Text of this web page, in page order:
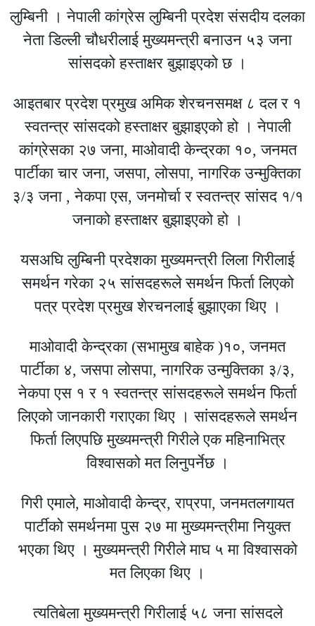
लुम्बिनी । नेपाली कांग्रेस लुम्बिनी प्रदेश संसदीय दलका
नेता डिल्ली चौधरीलाई मुख्यमन्त्री बनाउन ५३ जना
सांसदको हस्ताक्षर बुझाइएको छ ।
आइतबार प्रदेश प्रमुख अमिक शेरचनसमक्ष ८ दल र १
स्वतन्त्र सांसदको हस्ताक्षर बुझाइएको हो । नेपाली
कांग्रेसका २७ जना, माओवादी केन्द्रका १०, जनमत
पार्टीका चार जना, जसपा, लोसपा, नागरिक उन्मुक्तिका
३/३ जना , नेकपा एस, जनमोर्चा र स्वतन्त्र सांसद १/१
जनाको हस्ताक्षर बुझाइएको हो ।
यसअघि लुम्बिनी प्रदेशका मुख्यमन्त्री लिला गिरीलाई
समर्थन गरेका २५ सांसदहरूले समर्थन फिर्ता लिएको
पत्र प्रदेश प्रमुख शेरचनलाई बुझाएका थिए ।
माओवादी केन्द्रका (सभामुख बाहेक )१०, जनमत
पार्टीका ४, जसपा लोसपा, नागरिक उन्मुक्तिका ३/३,
नेकपा एस १ र १ स्वतन्त्र सांसदहरूले समर्थन फिर्ता
लिएको जानकारी गराएका थिए । सांसदहरूले समर्थन
फिर्ता लिएपछि मुख्यमन्त्री गिरीले एक महिनाभित्र
विश्वासको मत लिनुपर्नेछ ।
गिरी एमाले, माओवादी केन्द्र, राप्रपा, जनमतलगायत
पार्टीको समर्थनमा पुस २७ मा मुख्यमन्त्रीमा नियुक्त
भएका थिए । मुख्यमन्त्री गिरीले माघ ५ मा विश्वासको
मत लिएका थिए ।
त्यतिबेला मुख्यमन्त्री गिरीलाई ५८ जना सांसदले